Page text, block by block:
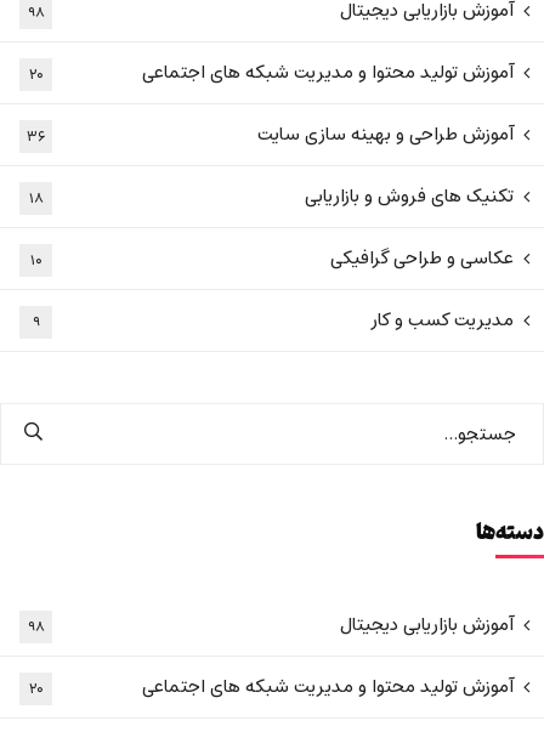
آموزش بازاریابی دیجیتال ۹۸
آموزش تولید محتوا و مدیریت شبکه های اجتماعی ۲۰
آموزش طراحی و بهینه سازی سایت ۳۶
تکنیک های فروش و بازاریابی ۱۸
عکاسی و طراحی گرافیکی ۱۰
مدیریت کسب و کار ۹
دسته‌ها
آموزش بازاریابی دیجیتال ۹۸
آموزش تولید محتوا و مدیریت شبکه های اجتماعی ۲۰